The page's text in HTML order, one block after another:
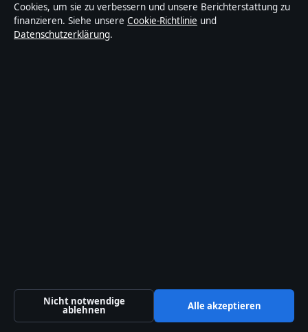
Berichtigungspolitik
corrections@sonderanalyse.de
Cookies, um sie zu verbessern und unsere Berichterstattung zu
finanzieren. Siehe unsere Cookie-Richtlinie und
Datenschutzerklärung.
Nicht notwendige
ablehnen Alle akzeptieren